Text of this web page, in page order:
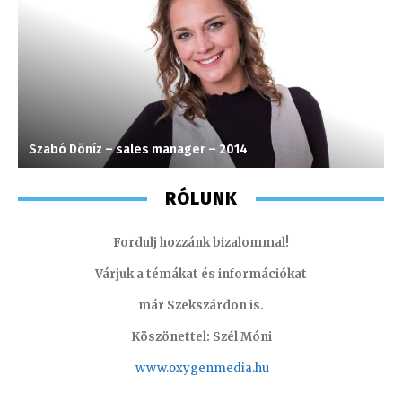
Szabó Döníz – sales manager – 2014
RÓLUNK
Fordulj hozzánk bizalommal!
Várjuk a témákat és információkat
már Szekszárdon is.
Köszönettel: Szél Móni
www.oxygenmedia.hu